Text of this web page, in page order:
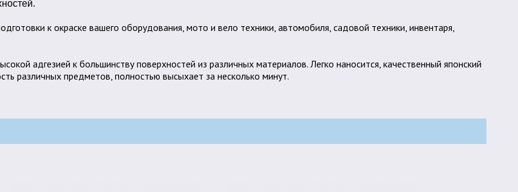
к окраске вашего оборудования, мото и вело техники, автомобиля, садовой техники, инвентаря,
адгезией к большинству поверхностей из различных материалов. Легко наносится, качественный японский
различных предметов, полностью высыхает за несколько минут.